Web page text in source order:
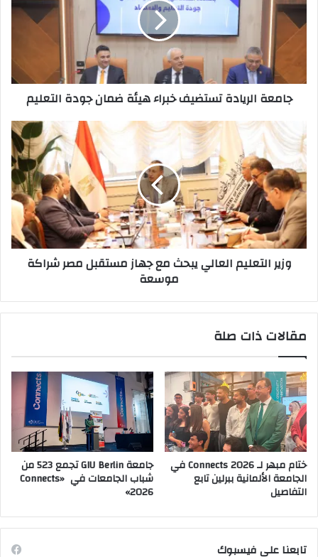
خبراء
هيئة
ضمان
جامعة الريادة تستضيف خبراء هيئة ضمان جودة التعليم
التعليم
العالي
يبحث
مع
جهاز
مستقبل
مصر
شراكة
موسعة
وزير التعليم العالي يبحث مع جهاز مستقبل مصر شراكة
موسعة
مقالات ذات صلة
ختام مبهر لـ Connects 2026 في
الجامعة الألمانية ببرلين تابع
التفاصيل
جامعة GIU Berlin تجمع 523 من
شباب الجامعات في «Connects
2026»
تابعنا على فيسبوك